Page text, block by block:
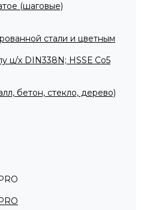
(шаговые)
стали и цветным
ц/х DIN338N; HSSЕ Со5
бетон, стекло, дерево)